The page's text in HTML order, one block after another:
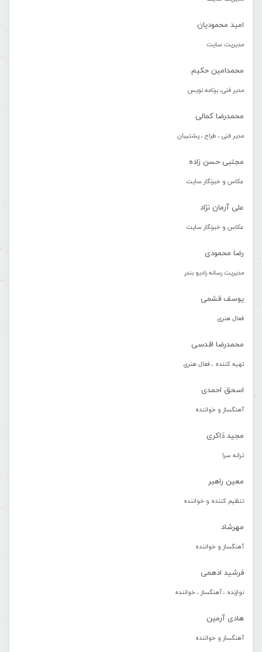
امید محمودیان
مدیریت سایت
محمدامین حکیم
مدیر فنی، برنامه نویس
محمدرضا کمالی
مدیر فنی ، طراح ، پشتیبان
مجتبی حسن زاده
عکاس و خبرنگار سایت
علی آرمان نژاد
عکاس و خبرنگار سایت
رضا محمودی
مدیریت رسانه رادیو بندر
یوسف قشمی
فعال هنری
محمدرضا اقدسی
تهیه کننده ، فعال هنری
اسحق احمدی
آهنگساز و خواننده
مجید ذاکری
ترانه سرا
معین راهبر
تنظیم کننده و خواننده
مهرشاد
آهنگساز و خواننده
فرشید ادهمی
نوازنده ، آهنگساز ، خواننده
هادی آرمین
آهنگساز و خواننده